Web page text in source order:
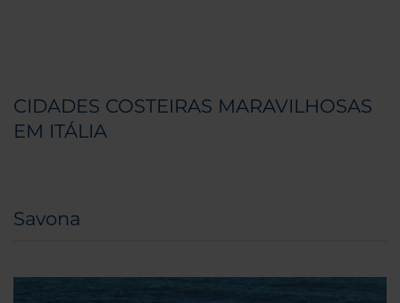
CIDADES COSTEIRAS MARAVILHOSAS
EM ITÁLIA
Savona